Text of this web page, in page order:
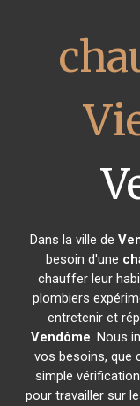
Dans la ville de
besoin d'une
chauffer leur
plombiers
entretenir et
Vendôme. Nous
vos besoins, que
simple
pour travailler sur